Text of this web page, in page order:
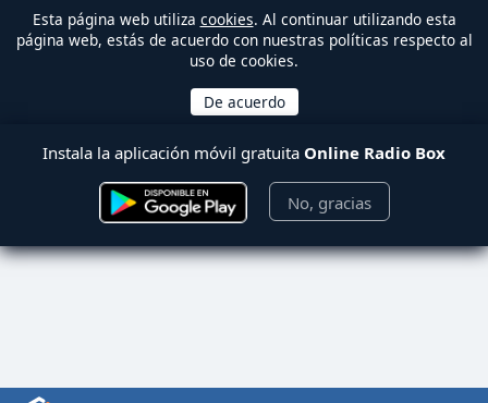
Esta página web utiliza cookies. Al continuar utilizando esta
página web, estás de acuerdo con nuestras políticas respecto al
uso de cookies.
Instala la aplicación móvil gratuita Online Radio Box
No, gracias